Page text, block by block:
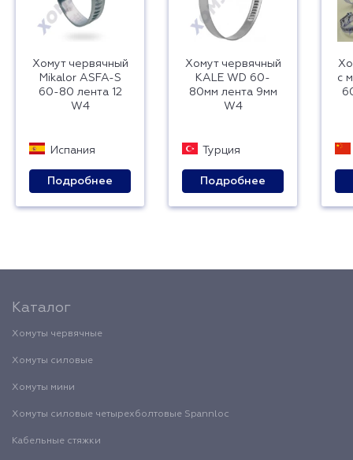
Хомут червячный
Mikalor ASFA-S
60-80 лента 12
W4
Испания
Подробнее
Хомут червячный
KALE WD 60-
80мм лента 9мм
W4
Турция
Подробнее
с
Каталог
Хомуты червячные
Хомуты силовые
Хомуты мини
Хомуты силовые четырехболтовые Spannloc
Кабельные стяжки